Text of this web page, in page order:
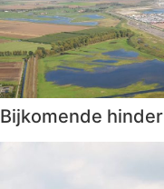
Bijkomende hinder